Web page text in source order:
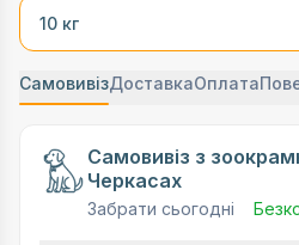
10 кг
СамовивізДоставкаОплата
Самовивіз з
Черкасах
Забрати сьогодні